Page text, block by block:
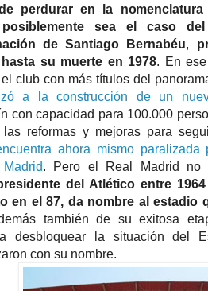
perdurar en la
sea el caso
de Santiago Bernabéu,
su muerte en 1978. En
club con más títulos del
a la construcción de un
con capacidad para 100.000
las reformas y mejoras para
ahora mismo
. Pero el Real Madrid
del Atlético entre
en el 87, da nombre al estadio
también de su exitosa
desbloquear la situación del
con su nombre.